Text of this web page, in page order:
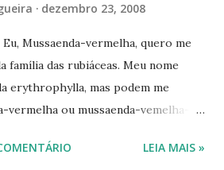
dezembro 23, 2008
Mussaenda-vermelha, quero me
família das rubiáceas. Meu nome
erythrophylla, mas podem me
vermelha ou mussaenda-vemelha-
Brasil. Sou um arbusto escandente;
LEIA MAIS »